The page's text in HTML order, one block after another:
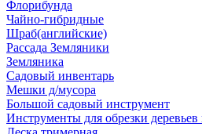
Флорибунда
Чайно-гибридные
Шраб(английские)
Рассада Земляники
Земляника
Садовый инвентарь
Мешки д/мусора
Большой садовый инструмент
Инструменты для обрезки деревьев